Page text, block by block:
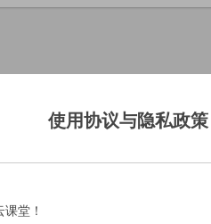
使用协议与隐私政策
堂！